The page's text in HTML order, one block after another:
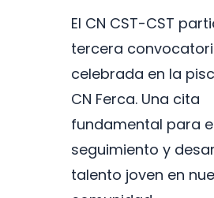
El CN CST-CST
tercera
celebrada en la
CN Ferca. Una cita
fundamental para
seguimiento y
talento joven en